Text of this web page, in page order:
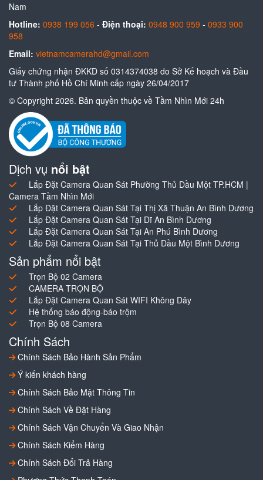
Nam
Hotline: 0938 199 056 - Điện thoại: 0948 900 959 - 0933 900
958
Email: vietnamcamerahd@gmail.com
Giấy chứng nhận ĐKKD số 0314374038 do Sở Kế hoạch và Đầu
tư Thành phố Hồ Chí Minh cấp ngày 26/04/2017
© Copyright 2026. Bản quyền thuộc về Tầm Nhìn Mới 24h
Dịch vụ nổi bật
Lắp Đặt Camera Quan Sát Phường Thủ Dầu Một TP.HCM |
Camera Tầm Nhìn Mới
Lắp Đặt Camera Quan Sát Tại Thị Xã Thuận An Bình Dương
Lắp Đặt Camera Quan Sát Tại Dĩ An Bình Dương
Lắp Đặt Camera Quan Sát Tại An Phú Bình Dương
Lắp Đặt Camera Quan Sát Tại Thủ Dầu Một Bình Dương
Sản phẩm nổi bật
Trọn Bộ 02 Camera
CAMERA TRỌN BỘ
Lắp Đặt Camera Quan Sát WIFI Không Dây
Hệ thống báo động-báo trộm
Trọn Bộ 08 Camera
Chính Sách
Chính Sách Bảo Hành Sản Phẩm
Ý kiến khách hàng
Chính Sách Bảo Mật Thông Tin
Chính Sách Về Đặt Hàng
Chính Sách Vận Chuyển Và Giao Nhận
Chính Sách Kiểm Hàng
Chính Sách Đổi Trả Hàng